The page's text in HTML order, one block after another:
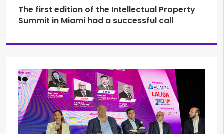
The first edition of the Intellectual Property
Summit in Miami had a successful call